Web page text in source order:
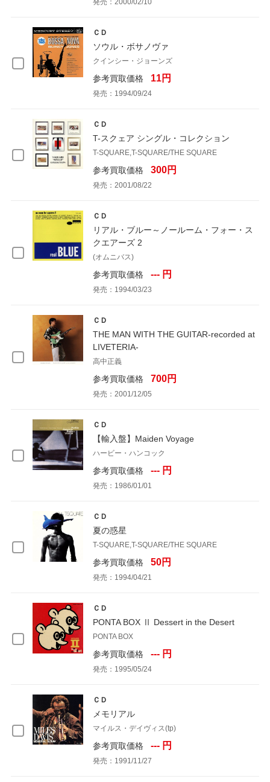
発売：2000/02/10
ＣＤ
ソウル・ボサノヴァ
クインシー・ジョーンズ
参考買取価格 11円
発売：1994/09/24
ＣＤ
T-スクェア シングル・コレクション
T-SQUARE,T-SQUARE/THE SQUARE
参考買取価格 300円
発売：2001/08/22
ＣＤ
リアル・ブルー～ノールーム・フォー・ス
クエアーズ 2
(オムニバス)
参考買取価格 --- 円
発売：1994/03/23
ＣＤ
THE MAN WITH THE GUITAR-recorded at
LIVETERIA-
高中正義
参考買取価格 700円
発売：2001/12/05
ＣＤ
【輸入盤】Maiden Voyage
ハービー・ハンコック
参考買取価格 --- 円
発売：1986/01/01
ＣＤ
夏の惑星
T-SQUARE,T-SQUARE/THE SQUARE
参考買取価格 50円
発売：1994/04/21
ＣＤ
PONTA BOX Ⅱ Dessert in the Desert
PONTA BOX
参考買取価格 --- 円
発売：1995/05/24
ＣＤ
メモリアル
マイルス・デイヴィス(tp)
参考買取価格 --- 円
発売：1991/11/27